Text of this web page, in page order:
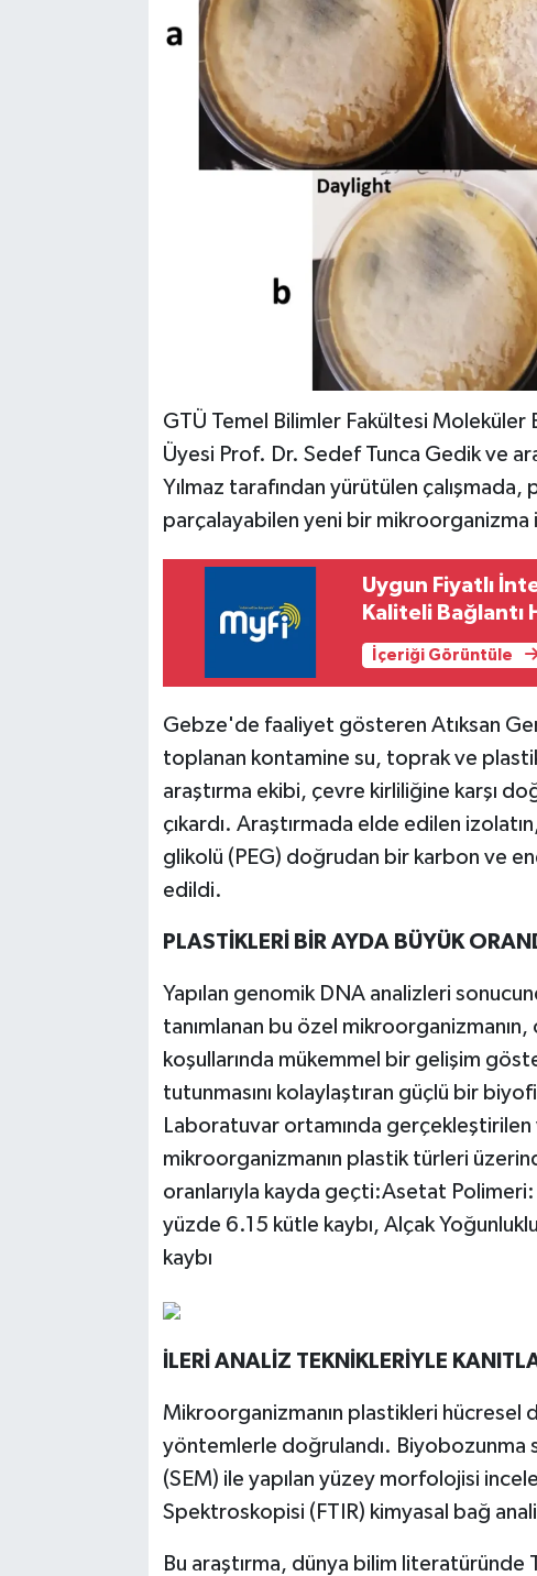
GTÜ Temel Bilimler Fakültesi
Üyesi Prof. Dr. Sedef Tunca Gedik ve
Yılmaz tarafından yürütülen çalışmada,
parçalayabilen yeni bir mikroorganizma
Uygun Fiyatlı
Kaliteli Bağlantı
İçeriği Görüntüle
Gebze'de faaliyet gösteren Atıksan Geri
toplanan kontamine su, toprak ve
araştırma ekibi, çevre kirliliğine karşı
çıkardı. Araştırmada elde edilen
glikolü (PEG) doğrudan bir karbon ve
edildi.
PLASTİKLERİ BİR AYDA BÜYÜK
Yapılan genomik DNA analizleri
tanımlanan bu özel mikroorganizmanın,
koşullarında mükemmel bir gelişim
tutunmasını kolaylaştıran güçlü bir
Laboratuvar ortamında
mikroorganizmanın plastik türleri
oranlarıyla kayda geçti:Asetat
yüzde 6.15 kütle kaybı, Alçak
kaybı
İLERİ ANALİZ TEKNİKLERİYLE
Mikroorganizmanın plastikleri
yöntemlerle doğrulandı. Biyobozunma
(SEM) ile yapılan yüzey morfolojisi
Spektroskopisi (FTIR) kimyasal bağ
Bu araştırma, dünya bilim